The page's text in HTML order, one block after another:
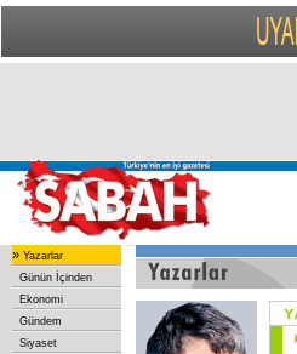
» Yazarlar
Günün İçinden
Ekonomi
Gündem
Siyaset